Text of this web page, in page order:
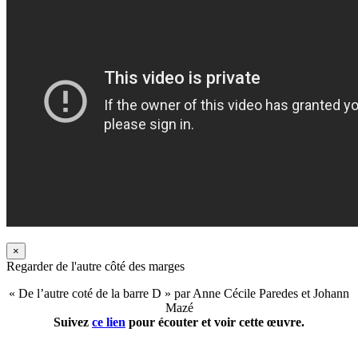
×
Regarder de l'autre côté des marges
« De l’autre coté de la barre D » par Anne Cécile Paredes et Johann
Mazé
Suivez ce lien pour écouter et voir cette œuvre.